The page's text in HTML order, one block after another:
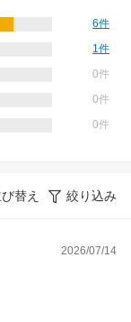
6件
1件
0件
0件
0件
替え 絞り込み
2026/07/14